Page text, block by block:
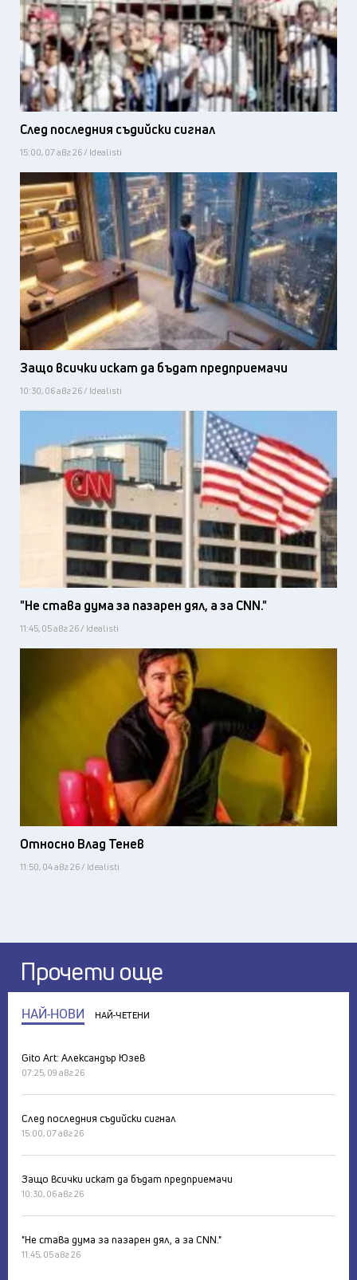
След последния съдийски сигнал
15:00, 07 авг 26 / Idealisti
Защо всички искат да бъдат предприемачи
10:30, 06 авг 26 / Idealisti
"Не става дума за пазарен дял, а за CNN."
11:45, 05 авг 26 / Idealisti
Относно Влад Тенев
11:50, 04 авг 26 / Idealisti
Прочети още
НАЙ-НОВИ НАЙ-ЧЕТЕНИ
Gito Art: Александър Юзев
07:25, 09 авг 26
След последния съдийски сигнал
15:00, 07 авг 26
Защо всички искат да бъдат предприемачи
10:30, 06 авг 26
"Не става дума за пазарен дял, а за CNN."
11:45, 05 авг 26